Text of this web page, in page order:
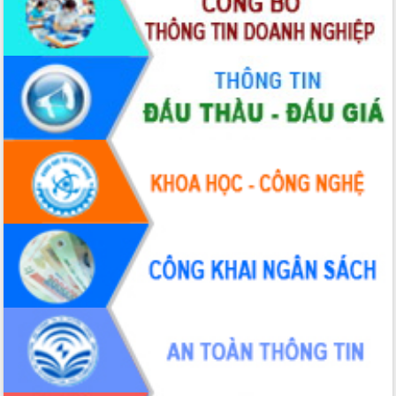
sầu riêng tại Đắk Lắk
Trình diễn nghệ thuật chế biến các
món ăn từ sầu riêng
Đắk Lắk công bố Quy hoạch và xúc
tiến đầu tư tỉnh
Ngành cá ngừ Đắk Lắk chủ động thích
ứng để giữ vững thị trường xuất khẩu
Diễn đàn Kinh tế tư nhân Việt Nam đột
phá cơ chế - Hợp tác công tư
Đề án 06 tạo bước ngoặt đột phá trong
cải cách hành chính tỉnh Đắk Lắk
Kết nối tour, đẩy mạnh chuyển đổi số
để phát triển du lịch Đắk Lắk
Khởi động Dự án Đầu tư xây dựng hạ
tầng kỹ thuật Cụm công nghiệp Tân
Tiến
Gặp mặt các cơ quan báo chí nhân Kỷ
niệm 101 năm Ngày Báo chí Cách
mạng Việt Nam
Đắk Lắk sơ kết 4 năm triển khai thực